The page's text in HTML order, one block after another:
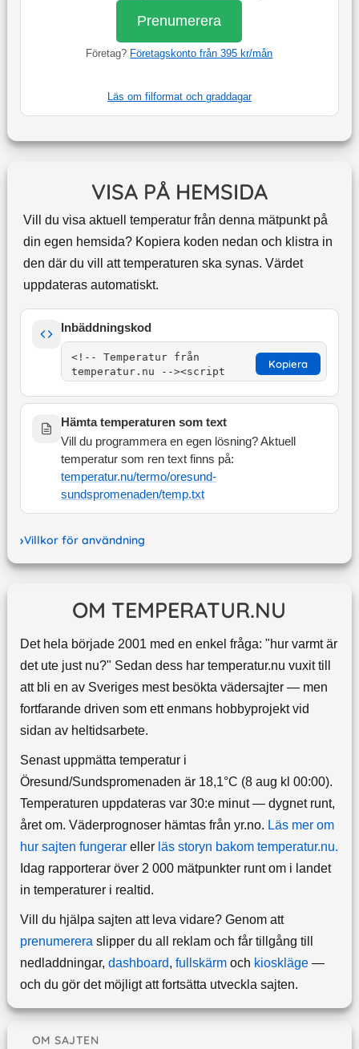
Prenumerera
Företag? Företagskonto från 395 kr/mån
Läs om filformat och graddagar
VISA PÅ HEMSIDA
Vill du visa aktuell temperatur från denna mätpunkt på
din egen hemsida? Kopiera koden nedan och klistra in
den där du vill att temperaturen ska synas. Värdet
uppdateras automatiskt.
Inbäddningskod
Kopiera
Hämta temperaturen som text
Vill du programmera en egen lösning? Aktuell
temperatur som ren text finns på:
temperatur.nu/termo/oresund-
sundspromenaden/temp.txt
Villkor för användning
OM TEMPERATUR.NU
Det hela började 2001 med en enkel fråga: "hur varmt är
det ute just nu?" Sedan dess har temperatur.nu vuxit till
att bli en av Sveriges mest besökta vädersajter — men
fortfarande driven som ett enmans hobbyprojekt vid
sidan av heltidsarbete.
Senast uppmätta temperatur i
Öresund/Sundspromenaden är 18,1°C (8 aug kl 00:00).
Temperaturen uppdateras var 30:e minut — dygnet runt,
året om. Väderprognoser hämtas från yr.no. Läs mer om
hur sajten fungerareller läs storyn bakom temperatur.nu.
Idag rapporterar över 2 000 mätpunkter runt om i landet
in temperaturer i realtid.
Vill du hjälpa sajten att leva vidare? Genom att
prenumereraslipper du all reklam och får tillgång till
nedladdningar, dashboard, fullskärmoch kioskläge—
och du gör det möjligt att fortsätta utveckla sajten.
OM SAJTEN